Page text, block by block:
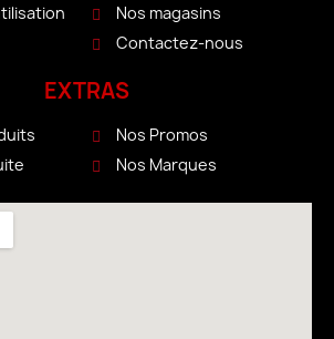
Nos magasins
Contactez-nous
EXTRAS
Nos Promos
Nos Marques